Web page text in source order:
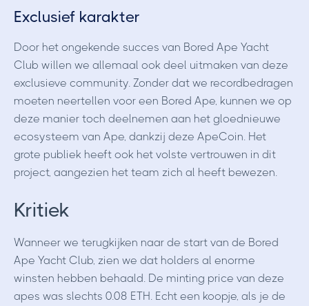
Exclusief karakter
Door het ongekende succes van Bored Ape Yacht
Club willen we allemaal ook deel uitmaken van deze
exclusieve community. Zonder dat we recordbedragen
moeten neertellen voor een Bored Ape, kunnen we op
deze manier toch deelnemen aan het gloednieuwe
ecosysteem van Ape, dankzij deze ApeCoin. Het
grote publiek heeft ook het volste vertrouwen in dit
project, aangezien het team zich al heeft bewezen.
Kritiek
Wanneer we terugkijken naar de start van de Bored
Ape Yacht Club, zien we dat holders al enorme
winsten hebben behaald. De minting price van deze
apes was slechts 0.08 ETH. Echt een koopje, als je de